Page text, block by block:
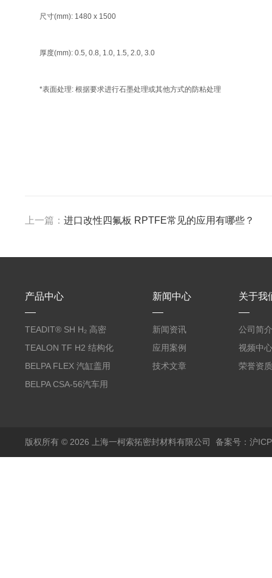
尺寸(mm): 1480 x 1500
厚度(mm): 0.5, 0.8, 1.0, 1.5, 2.0, 3.0
*表面处理: 根据要求进行石墨处理或其他方式的防粘处理
上一篇： 进口改性四氟板 RPTFE常见的应用有哪些？
产品中心
TEADIT® SH H₂ 高密
度纯PTFE垫片
TEALON TF H2 结构化
PTFE垫片
BELPA FLEX 汽缸盖用
无石棉金属增强密封垫
BELPA CSA-56汽车用
新闻中心
新闻资讯
应用案例
技术文章
关于我
公司简介
视频中心
荣誉资质
版权所有 © 2026 上海一柯索拓密封材料有限公司 备案号：沪